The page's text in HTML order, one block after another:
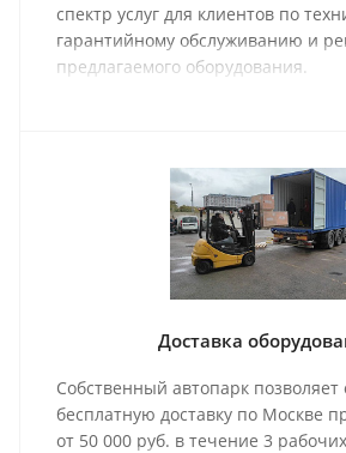
спектр услуг для клиентов по
гарантийному обслуживанию и
предлагаемого оборудования.
Доставка
Собственный автопарк позволяет
бесплатную доставку по Москве
от 50 000 руб. в течение 3